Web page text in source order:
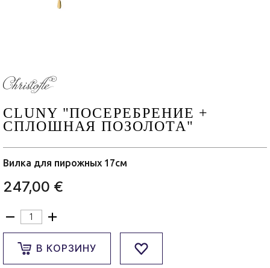
CLUNY "ПОСЕРЕБРЕНИЕ +
СПЛОШНАЯ ПОЗОЛОТА"
Вилка для пирожных 17см
247,00 €
В КОРЗИНУ